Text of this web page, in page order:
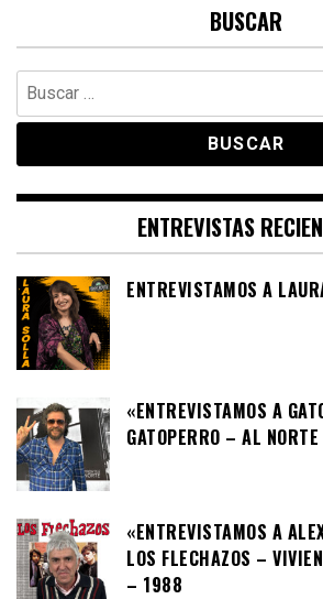
BUSCAR
Buscar:
ENTREVISTAS
ENTREVISTAMOS A
«ENTREVISTAMOS A
GATOPERRO – AL
«ENTREVISTAMOS A
LOS FLECHAZOS –
– 1988